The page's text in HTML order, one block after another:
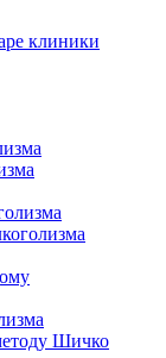
клиники
Шичко